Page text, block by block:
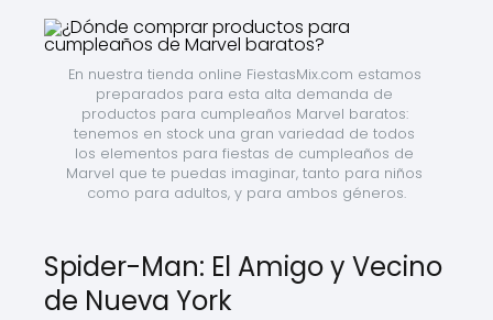
En nuestra tienda online FiestasMix.com estamos
preparados para esta alta demanda de
productos para cumpleaños Marvel baratos:
tenemos en stock una gran variedad de todos
los elementos para fiestas de cumpleaños de
Marvel que te puedas imaginar, tanto para niños
como para adultos, y para ambos géneros.
Spider-Man: El Amigo y Vecino
de Nueva York